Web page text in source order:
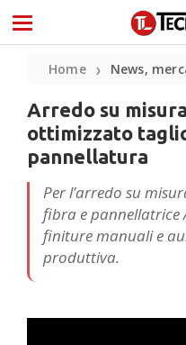
Home ❯ News,
Arredo su
ottimizzato
pannellatura
Per l’arredo su
fibra e pannellatrice
finiture manuali e
produttiva.